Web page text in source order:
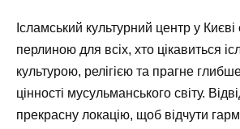
Ісламський культурний центр у
перлиною для всіх, хто цікавиться
культурою, релігією та прагне
цінності мусульманського світу.
прекрасну локацію, щоб відчути